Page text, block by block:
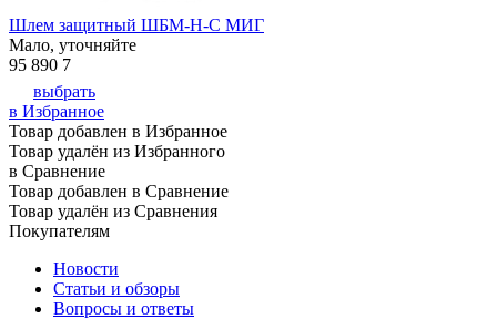
Шлем защитный ШБМ-Н-С МИГ
Мало, уточняйте
95 890 7
выбрать
в Избранное
Товар добавлен в Избранное
Товар удалён из Избранного
в Сравнение
Товар добавлен в Сравнение
Товар удалён из Сравнения
Покупателям
Новости
Статьи и обзоры
Вопросы и ответы